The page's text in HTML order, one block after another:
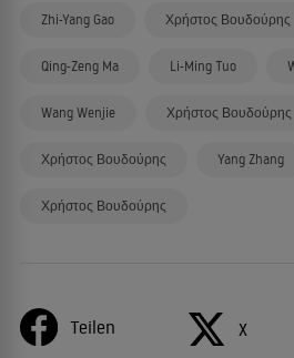
Zhi-Yang Gao Χρήστος Βουδούρης
Qing-Zeng Ma Li-Ming Tuo
Wang Wenjie Χρήστος Βουδούρης
Χρήστος Βουδούρης Yang Zhang
Χρήστος Βουδούρης
Teilen X